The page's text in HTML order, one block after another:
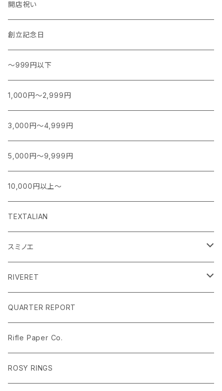
開店祝い
創立記念日
～999円以下
1,000円～2,999円
3,000円～4,999円
5,000円～9,999円
10,000円以上～
TEXTALIAN
スミノエ
MOOMIN ムーミン EDITION.1
ラグ・マット
ドレープカーテン
PEANUTS ピーナッツ EDITION.1
ラグ・マット
SaanaJaOlli サーナヤオッリ EDITION.1
ラグ・マット
Disney HOME SERIES EDITION.8
RIVERET
名入れあり
名入れなし
CLASSIC POOH（クラシック プー）
QUARTER REPORT
Rifle Paper Co.
ROSY RINGS